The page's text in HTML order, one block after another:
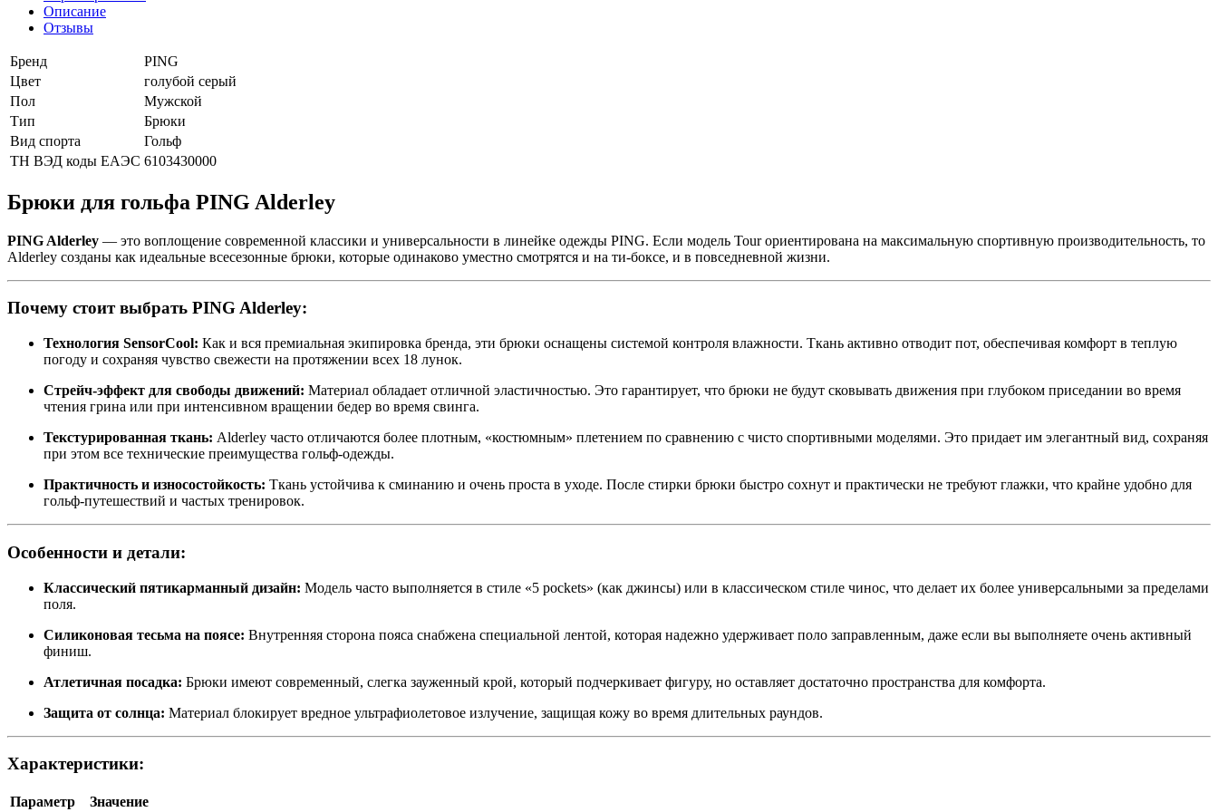
Описание
Отзывы
Бренд
PING
Цвет
голубой серый
Пол
Мужской
Тип
Брюки
Вид спорта
Гольф
ТН ВЭД коды ЕАЭС 6103430000
Брюки для гольфа PING Alderley
PING Alderley — это воплощение современной классики и универсальности в линейке одежды PING. Если модель Tour ориентирована на максимальную спортивную производительность, то
Alderley созданы как идеальные всесезонные брюки, которые одинаково уместно смотрятся и на ти-боксе, и в повседневной жизни.
Почему стоит выбрать PING Alderley:
Технология SensorCool: Как и вся премиальная экипировка бренда, эти брюки оснащены системой контроля влажности. Ткань активно отводит пот, обеспечивая комфорт в теплую
погоду и сохраняя чувство свежести на протяжении всех 18 лунок.
Стрейч-эффект для свободы движений: Материал обладает отличной эластичностью. Это гарантирует, что брюки не будут сковывать движения при глубоком приседании во время
чтения грина или при интенсивном вращении бедер во время свинга.
Текстурированная ткань: Alderley часто отличаются более плотным, «костюмным» плетением по сравнению с чисто спортивными моделями. Это придает им элегантный вид, сохраняя
при этом все технические преимущества гольф-одежды.
Практичность и износостойкость: Ткань устойчива к сминанию и очень проста в уходе. После стирки брюки быстро сохнут и практически не требуют глажки, что крайне удобно для
гольф-путешествий и частых тренировок.
Особенности и детали:
Классический пятикарманный дизайн: Модель часто выполняется в стиле «5 pockets» (как джинсы) или в классическом стиле чинос, что делает их более универсальными за пределами
поля.
Силиконовая тесьма на поясе: Внутренняя сторона пояса снабжена специальной лентой, которая надежно удерживает поло заправленным, даже если вы выполняете очень активный
финиш.
Атлетичная посадка: Брюки имеют современный, слегка зауженный крой, который подчеркивает фигуру, но оставляет достаточно пространства для комфорта.
Защита от солнца: Материал блокирует вредное ультрафиолетовое излучение, защищая кожу во время длительных раундов.
Характеристики:
Параметр Значение